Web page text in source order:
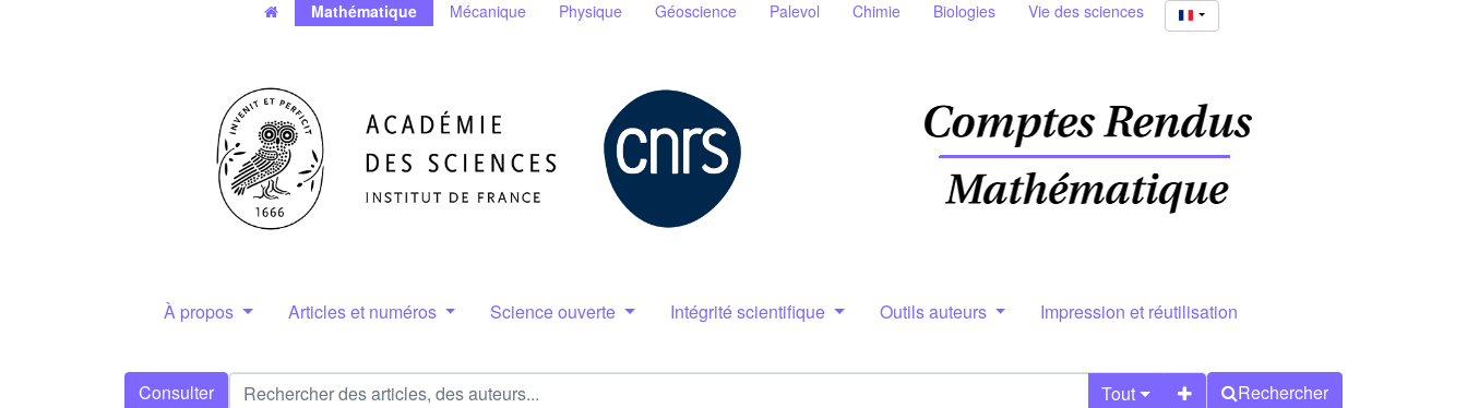
Mathématique Mécanique Physique Géoscience Palevol Chimie Biologies Vie des sciences
À propos Articles et numéros Science ouverte Intégrité scientifique Outils auteurs Impression et réutilisation
Consulter Tout Rechercher